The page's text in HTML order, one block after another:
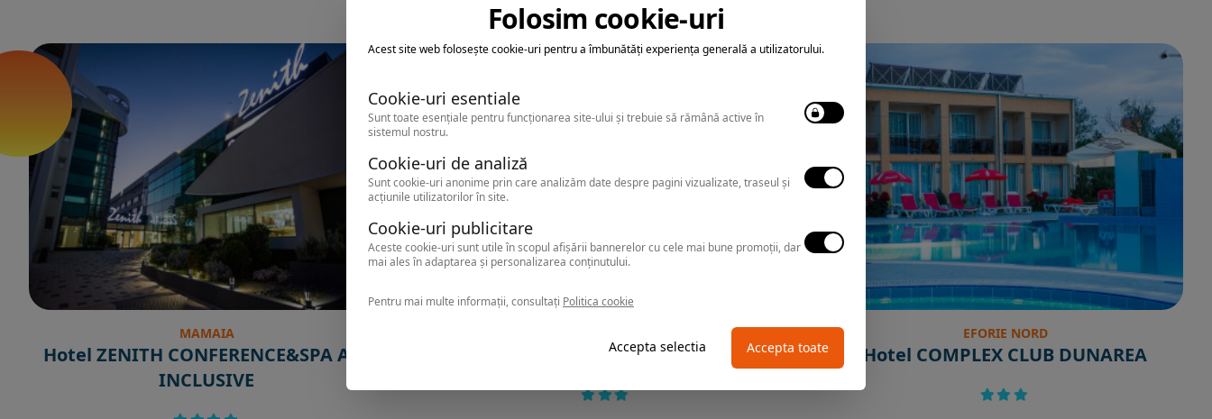
MAMAIA
Hotel ZENITH CONFERENCE&SPA ALL
INCLUSIVE
Hotel 2D RESORT & SPA
EFORIE NORD
Hotel COMPLEX CLUB DUNAREA
Folosim cookie-uri
Acest site web folosește cookie-uri pentru a îmbunătăți experiența generală a utilizatorului.
Cookie-uri esentiale
Sunt toate esențiale pentru funcționarea site-ului și trebuie să rămână active în
sistemul nostru.
Cookie-uri de analiză
Sunt cookie-uri anonime prin care analizăm date despre pagini vizualizate, traseul și
acțiunile utilizatorilor în site.
Cookie-uri publicitare
Aceste cookie-uri sunt utile în scopul afișării bannerelor cu cele mai bune promoții, dar
mai ales în adaptarea și personalizarea conținutului.
Pentru mai multe informații, consultați Politica cookie
Accepta selectia Accepta toate